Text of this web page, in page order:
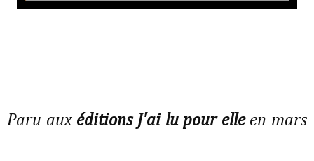
Paru aux éditions J'ai lu pour elleen mars